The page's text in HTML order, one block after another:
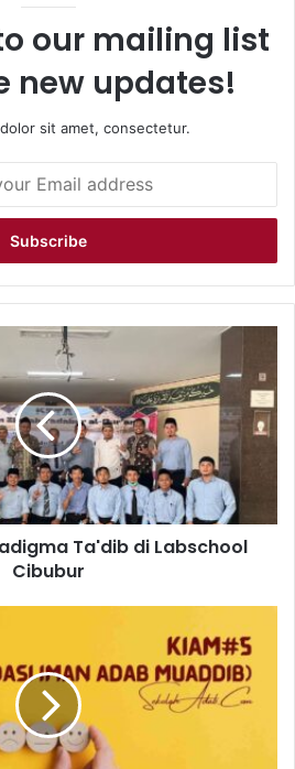
our mailing list
new updates!
sit amet, consectetur.
Ta'dib di Labschool
Cibubur